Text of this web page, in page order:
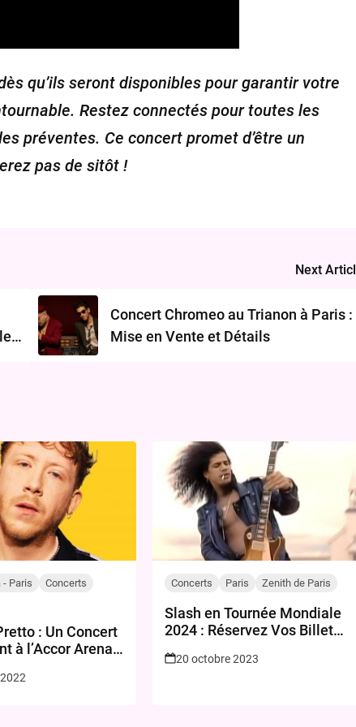
qu’ils seront disponibles pour garantir votre
Restez connectés pour toutes les
préventes. Ce concert promet d’être un
pas de sitôt !
Next
Concert Chromeo au Trianon à Paris :
Mise en Vente et Détails
- Paris
Concerts
: Un Concert
à l’Accor Arena,
Concerts Paris Zenith de Paris
Slash en Tournée Mondiale
2024 : Réservez Vos Billets
Incontournable !
20 octobre 2023